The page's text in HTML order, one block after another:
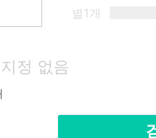
별1개
지정 없음